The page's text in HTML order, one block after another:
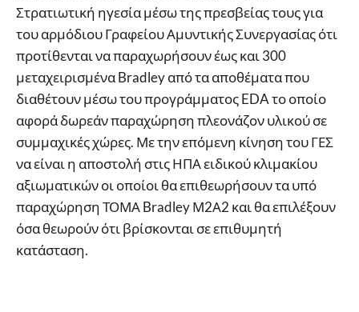
Στρατιωτική ηγεσία μέσω της πρεσβείας τους για
του αρμόδιου Γραφείου Αμυντικής Συνεργασίας ότι
προτίθενται να παραχωρήσουν έως και 300
μεταχειρισμένα Bradley από τα αποθέματα που
διαθέτουν μέσω του προγράμματος EDA το οποίο
αφορά δωρεάν παραχώρηση πλεονάζον υλικού σε
συμμαχικές χώρες. Με την επόμενη κίνηση του ΓΕΣ
να είναι η αποστολή στις ΗΠΑ ειδικού κλιμακίου
αξιωματικών οι οποίοι θα επιθεωρήσουν τα υπό
παραχώρηση ΤΟΜΑ Bradley Μ2Α2 και θα επιλέξουν
όσα θεωρούν ότι βρίσκονται σε επιθυμητή
κατάσταση.